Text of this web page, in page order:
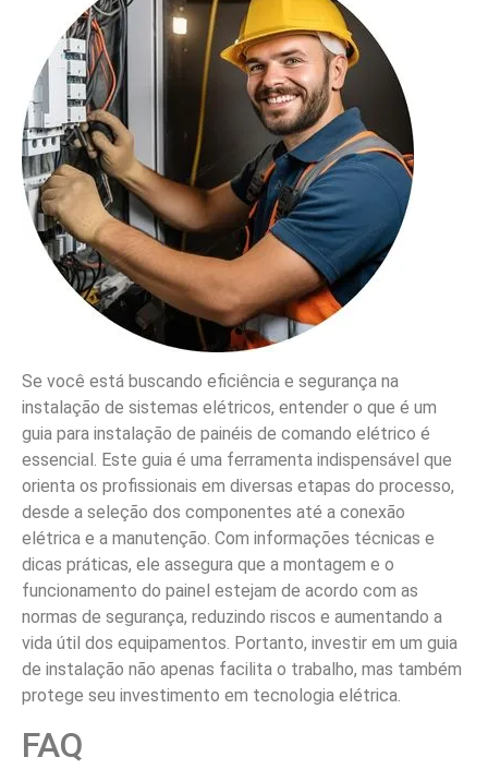
Se você está buscando eficiência e segurança na
instalação de sistemas elétricos, entender o que é um
guia para instalação de painéis de comando elétrico é
essencial. Este guia é uma ferramenta indispensável que
orienta os profissionais em diversas etapas do processo,
desde a seleção dos componentes até a conexão
elétrica e a manutenção. Com informações técnicas e
dicas práticas, ele assegura que a montagem e o
funcionamento do painel estejam de acordo com as
normas de segurança, reduzindo riscos e aumentando a
vida útil dos equipamentos. Portanto, investir em um guia
de instalação não apenas facilita o trabalho, mas também
protege seu investimento em tecnologia elétrica.
FAQ